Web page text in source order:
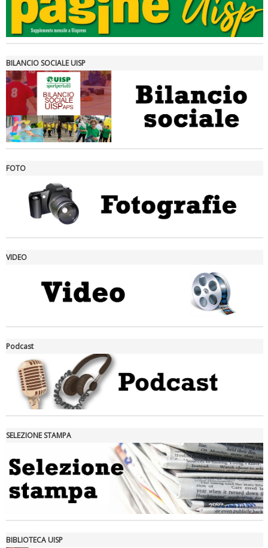
Tiziano Pesce a Radio InBlu2000 traccia il bilancio della stagione
Ddl Lobby, Uisp: “Il Parlamento valorizzi le nostre specificità"
Tiziano Pesce nel Cda di Fondazione Terzjus: prima riunione a
BILANCIO SOCIALE UISP
FOTO
VIDEO
Podcast
SELEZIONE STAMPA
BIBLIOTECA UISP